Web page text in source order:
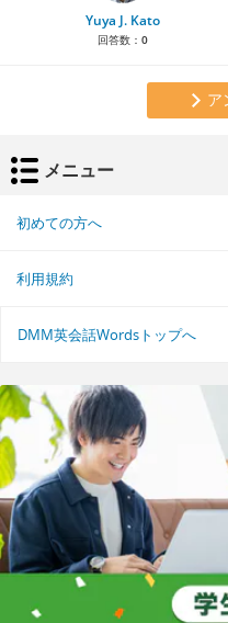
Yuya J. Kato
回答数： 0
ア
メニュー
初めての方へ
利用規約
DMM英会話Wordsトップへ